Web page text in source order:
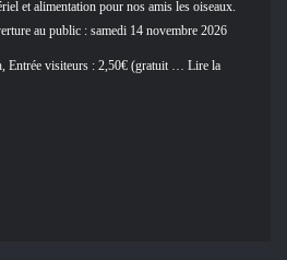
et alimentation pour nos amis les oiseaux.
au public : samedi 14 novembre 2026
Entrée visiteurs : 2,50€ (gratuit … Lire la